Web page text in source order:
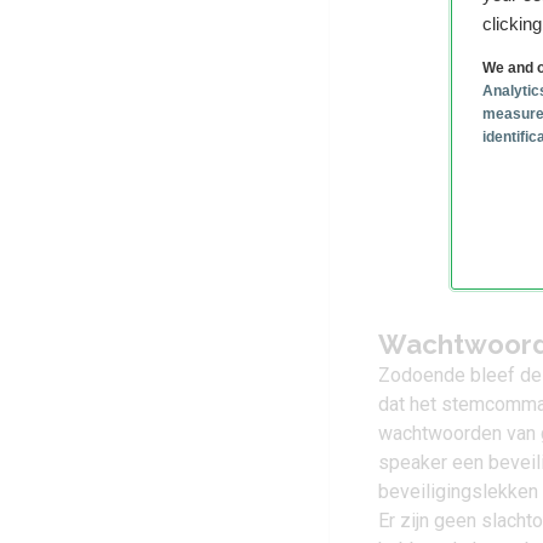
We and
Zodoende bleef
dat het
wachtwoorden
speaker een
beveiligingslekken
Er zijn geen